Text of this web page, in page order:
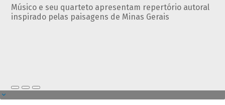
Músico e seu quarteto apresentam repertório autoral
inspirado pelas paisagens de Minas Gerais